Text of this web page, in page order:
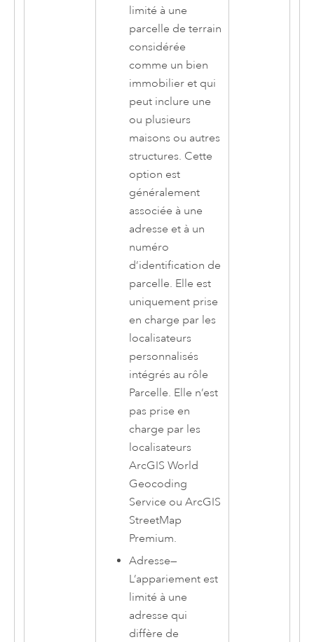
limité à une
parcelle de terrain
considérée
comme un bien
immobilier et qui
peut inclure une
ou plusieurs
maisons ou autres
structures. Cette
option est
généralement
associée à une
adresse et à un
numéro
d’identification de
parcelle. Elle est
uniquement prise
en charge par les
localisateurs
personnalisés
intégrés au rôle
Parcelle. Elle n’est
pas prise en
charge par les
localisateurs
ArcGIS World
Geocoding
Service ouArcGIS
StreetMap
Premium.
Adresse—
L’appariement est
limité à une
adresse qui
diffère de